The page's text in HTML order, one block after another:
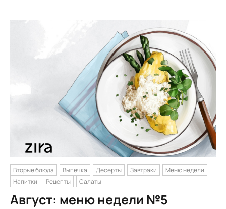
Вторые блюда Выпечка Десерты Завтраки
Меню недели
Напитки
Рецепты Салаты
Август: меню недели №5